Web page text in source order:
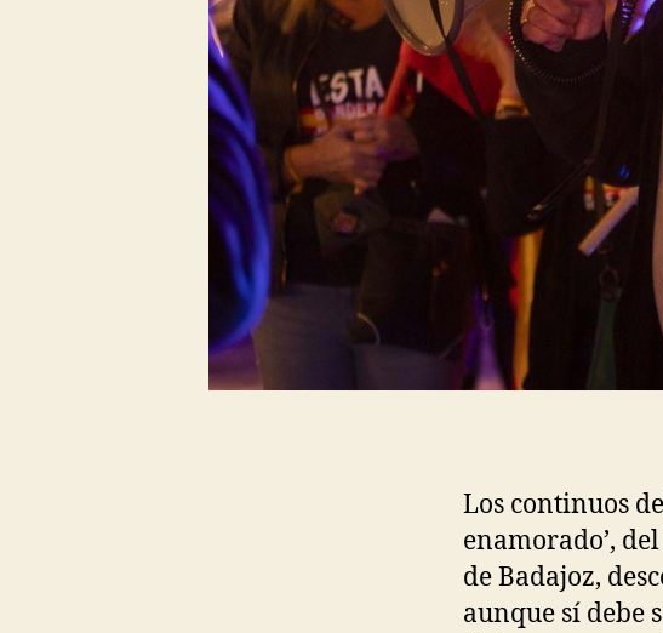
Los continuos
enamorado’,
de Badajoz,
aunque sí debe